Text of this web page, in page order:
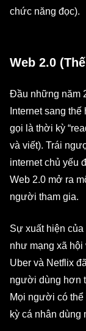
chức năng đọc).
Web 2.0
Đầu những năm
Internet sang
gọi là thời kỳ
và viết). Trái
internet chủ yếu
Web 2.0 mở ra
người tham gia.
Sự xuất hiện
như mạng xã
Uber và Netflix
người dùng hơn
Mọi người có
kỳ cá nhân dùng